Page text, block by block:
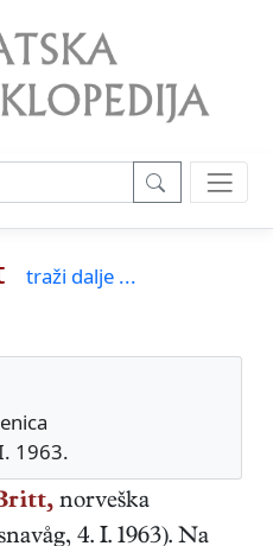
traži dalje ...
1963.
norveška
, 4. I. 1963). Na